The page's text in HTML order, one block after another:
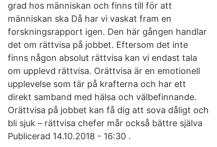
grad hos människan och finns till för att
människan ska Då har vi vaskat fram en
forskningsrapport igen. Den här gången handlar
det om rättvisa på jobbet. Eftersom det inte
finns någon absolut rättvisa kan vi endast tala
om upplevd rättvisa. Orättvisa är en emotionell
upplevelse som tär på krafterna och har ett
direkt samband med hälsa och välbefinnande.
Orättvisa på jobbet kan få dig att sova dåligt och
bli sjuk – rättvisa chefer mår också bättre själva
Publicerad 14.10.2018 - 16:30 .